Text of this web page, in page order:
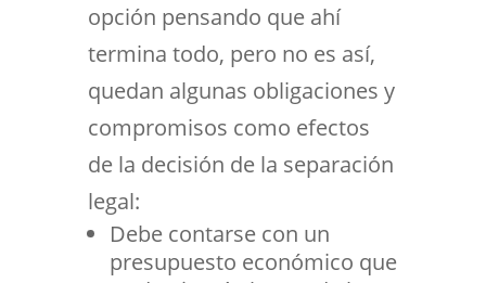
opción pensando que ahí
termina todo, pero no es así,
quedan algunas obligaciones y
compromisos como efectos
de la decisión de la separación
legal:
Debe contarse con un
presupuesto económico que